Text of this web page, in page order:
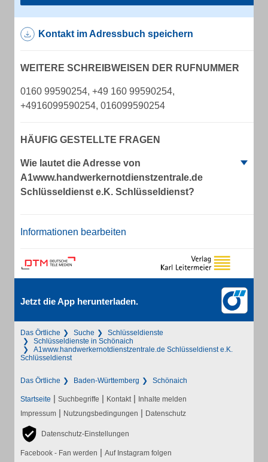
Kontakt im Adressbuch speichern
WEITERE SCHREIBWEISEN DER RUFNUMMER
0160 99590254, +49 160 99590254,
+4916099590254, 016099590254
HÄUFIG GESTELLTE FRAGEN
Wie lautet die Adresse von
A1www.handwerkernotdienstzentrale.de
Schlüsseldienst e.K. Schlüsseldienst?
Informationen bearbeiten
Jetzt die App herunterladen.
Das Örtliche Suche
Schlüsseldienste
Schlüsseldienste in Schönaich
A1www.handwerkernotdienstzentrale.de Schlüsseldienst e.K.
Schlüsseldienst
Das Örtliche Baden-Württemberg Schönaich
Startseite | Suchbegriffe | Kontakt | Inhalte melden
Impressum | Nutzungsbedingungen | Datenschutz
Datenschutz-Einstellungen
Facebook - Fan werden | Auf Instagram folgen